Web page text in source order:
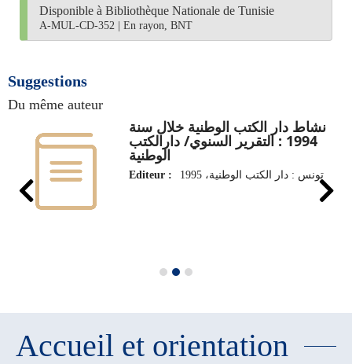
Disponible à Bibliothèque Nationale de Tunisie
A-MUL-CD-352 En rayon, BNT
Suggestions
Du même auteur
نشاط دار الكتب الوطنية خلال سنة
1994 : التقرير السنوي/ دارالكتب
الوطنية
Editeur : تونس : دار الكتب الوطنية، 1995
Accueil et orientation